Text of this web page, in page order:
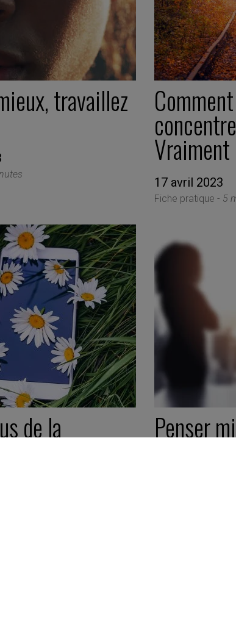
travaillez
17 avril 2023
Fiche pratique - 5
de la Penser